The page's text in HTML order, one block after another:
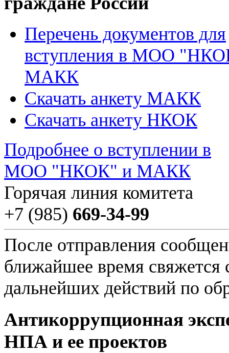
Перечень документов для
вступления в МОО
МАКК
Скачать анкету МАКК
Скачать анкету НКОК
Подробнее о вступлении в
МОО "НКОК" и МАКК
Горячая линия комитета
+7 (985) 669-34-99
После отправления
ближайшее время свяжется
дальнейших действий по
Антикоррупционная
НПА и ее проектов